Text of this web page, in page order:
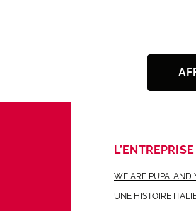
L’ENTREPRISE
WE ARE PUPA. AND
UNE HISTOIRE